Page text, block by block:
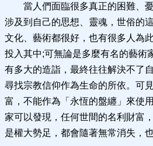
當人們面臨很多真正的困難、
涉及到自己的思想、靈魂，世俗的
文化、藝術都很好，也有很多人為
投入其中;可無論是多麼有名的藝術
有多大的造詣，最終往往解決不了
尋找宗教信仰作為生命的所依。可
富，不能作為「永恆的盤纏」來使
家可以發現，任何世間的名利財富
是權大勢足，都會隨著無常消失，